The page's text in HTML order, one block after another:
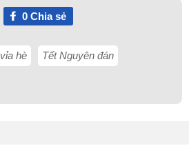
0Chia sẻ
vỉa hè Tết Nguyên đán